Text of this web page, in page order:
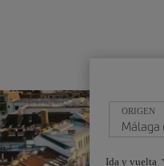
ORIGEN
Seleccione
Ida y vuelta